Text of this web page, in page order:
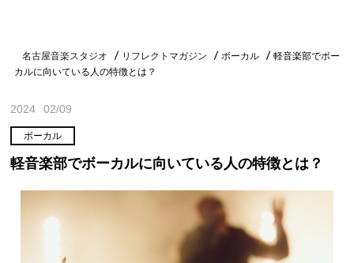
名古屋音楽スタジオ リフレクトマガジン ボーカル
軽音楽部でボー
カルに向いている人の特徴とは？
2024 02/09
ボーカル
軽音楽部でボーカルに向いている人の特徴とは？